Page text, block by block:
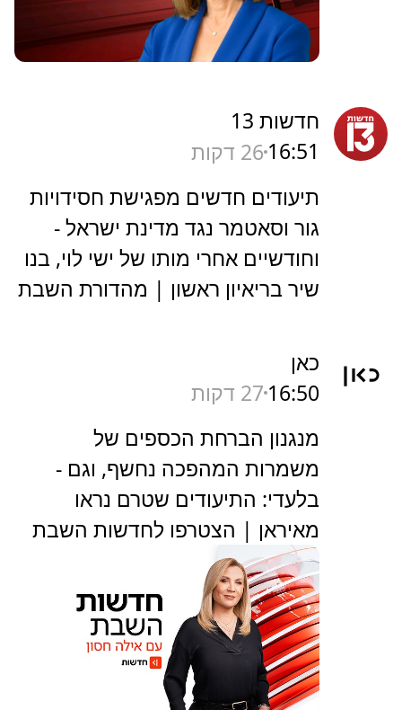
חדשות 13
16:51 26 דקות
תיעודים חדשים מפגישת חסידויות
גור וסאטמר נגד מדינת ישראל -
וחודשיים אחרי מותו של ישי לוי, בנו
שיר בריאיון ראשון | מהדורת השבת
כאן
16:50 27 דקות
מנגנון הברחת הכספים של
משמרות המהפכה נחשף, וגם -
בלעדי: התיעודים שטרם נראו
מאיראן | הצטרפו לחדשות השבת